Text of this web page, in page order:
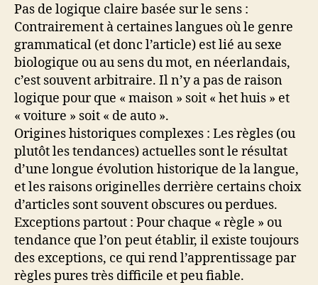
Pas de logique claire basée sur le sens :
Contrairement à certaines langues où le genre
grammatical (et donc l’article) est lié au sexe
biologique ou au sens du mot, en néerlandais,
c’est souvent arbitraire. Il n’y a pas de raison
logique pour que « maison » soit « het huis » et
« voiture » soit « de auto ».
Origines historiques complexes : Les règles (ou
plutôt les tendances) actuelles sont le résultat
d’une longue évolution historique de la langue,
et les raisons originelles derrière certains choix
d’articles sont souvent obscures ou perdues.
Exceptions partout : Pour chaque « règle » ou
tendance que l’on peut établir, il existe toujours
des exceptions, ce qui rend l’apprentissage par
règles pures très difficile et peu fiable.